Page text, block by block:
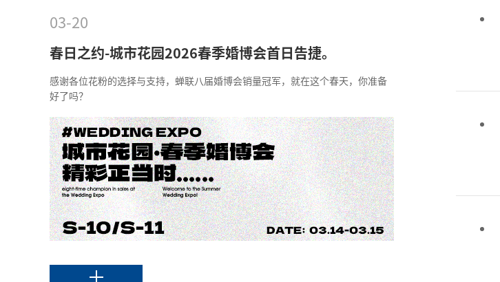
03-20
春日之约-城市花园2026春季婚博会首日告捷。
感谢各位花粉的选择与支持，蝉联八届婚博会销量冠军，就在这个春天，你准备
好了吗？